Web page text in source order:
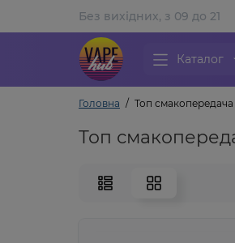
Без вихідних, з 09 до 21
Каталог
Головна Топ смакопередача
Топ